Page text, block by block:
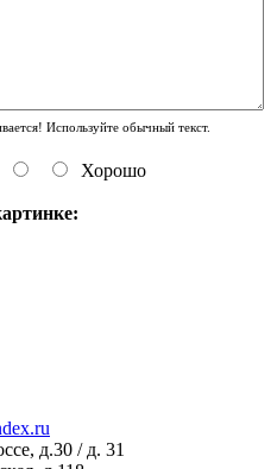
Используйте обычный текст.
Хорошо
д.30 / д. 31